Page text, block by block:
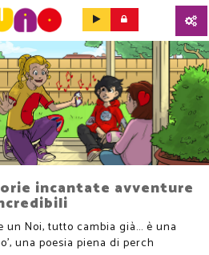
incantate avventure
Noi, tutto cambia già... è una
una poesia piena di perch